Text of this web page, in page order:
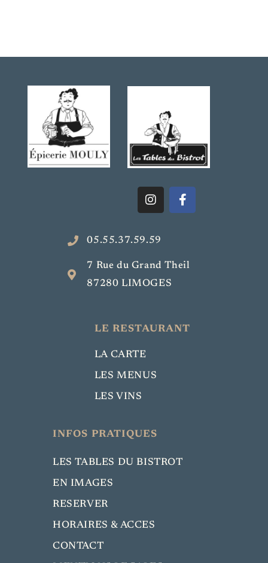
05.55.37.59.59
7 Rue du Grand Theil
87280 LIMOGES
LE RESTAURANT
LA CARTE
LES MENUS
LES VINS
INFOS PRATIQUES
LES TABLES DU BISTROT
EN IMAGES
RESERVER
HORAIRES & ACCES
CONTACT